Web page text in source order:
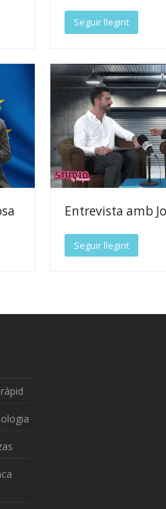
Seguir llegint
Entrevista amb
Seguir llegint